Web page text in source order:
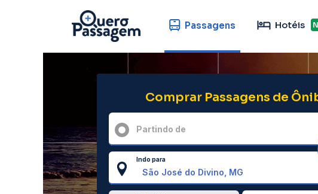
Passagens Hotéis
Comprar Passagens de
Partindo de
Indo para